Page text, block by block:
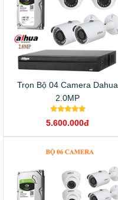
Trọn Bộ 04 Camera Dahua
2.0MP
5.600.000đ